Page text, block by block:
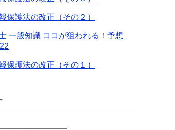
保護法の改正（その２）
一般知識 ココが狙われる！予想
保護法の改正（その１）